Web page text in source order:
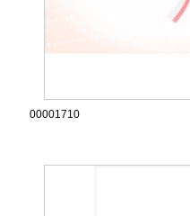
00001710